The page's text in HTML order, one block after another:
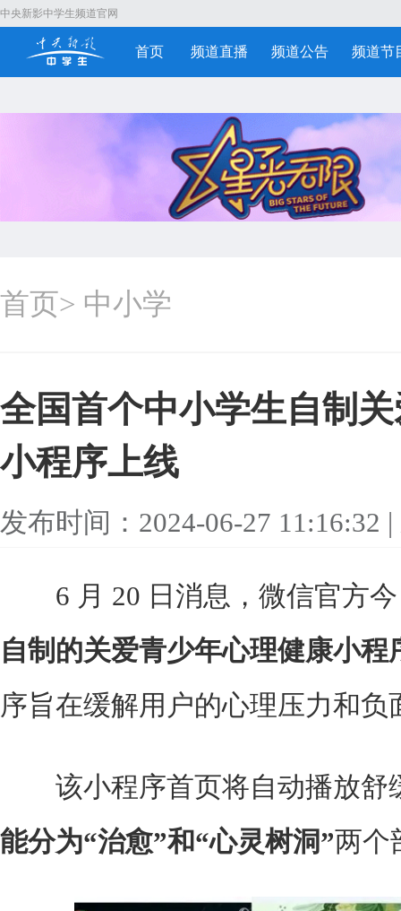
中央新影中学生频道官网
首页 频道直播 频道公告 频道节
首页> 中小学
全国首个中小学生自制
小程序上线
发布时间：2024-06-27 11:16:32
6 月 20 日消息，微信官方今
自制的关爱青少年心理健康小程
序旨在缓解用户的心理压力和负
该小程序首页将自动播放舒
能分为“治愈”和“心灵树洞”两个